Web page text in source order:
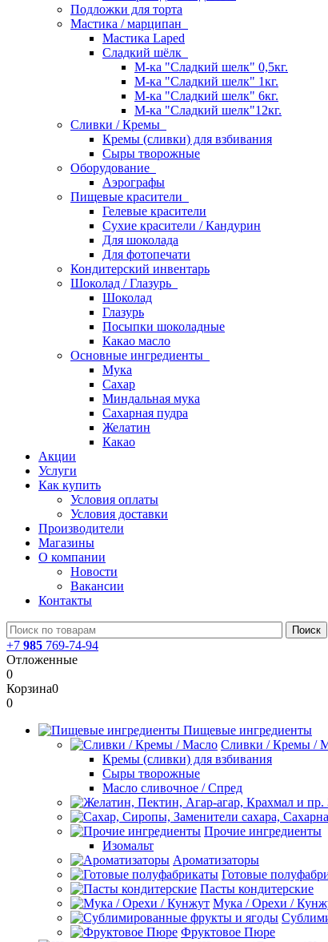
Подложки для торта
Мастика / марципан
Мастика Laped
Сладкий шёлк
М-ка "Сладкий шелк" 0,5кг.
М-ка "Сладкий шелк" 1кг.
М-ка "Сладкий шелк" 6кг.
М-ка "Сладкий шелк"12кг.
Сливки / Кремы
Кремы (сливки) для взбивания
Сыры творожные
Оборудование
Аэрографы
Пищевые красители
Гелевые красители
Сухие красители / Кандурин
Для шоколада
Для фотопечати
Кондитерский инвентарь
Шоколад / Глазурь
Шоколад
Глазурь
Посыпки шоколадные
Какао масло
Основные ингредиенты
Мука
Сахар
Миндальная мука
Сахарная пудра
Желатин
Какао
Акции
Услуги
Как купить
Условия оплаты
Условия доставки
Производители
Магазины
О компании
Новости
Вакансии
Контакты
+7 985 769-74-94
Отложенные
0
Корзина0
0
Пищевые ингредиенты
Сливки / Кремы /
Кремы (сливки) для взбивания
Сыры творожные
Масло сливочное / Спред
Прочие ингредиенты
Изомальт
Ароматизаторы
Готовые
Пасты кондитерские
Мука / Орехи /
Фруктовое Пюре